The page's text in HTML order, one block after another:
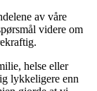
av våre
videre om
helse eller
lykkeligere enn